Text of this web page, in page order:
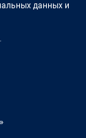
данных и